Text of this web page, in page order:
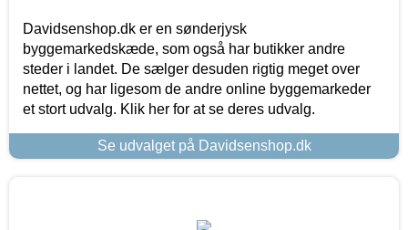
Davidsenshop.dk er en sønderjysk
byggemarkedskæde, som også har butikker andre
steder i landet. De sælger desuden rigtig meget over
nettet, og har ligesom de andre online byggemarkeder
et stort udvalg. Klik her for at se deres udvalg.
Se udvalget på Davidsenshop.dk